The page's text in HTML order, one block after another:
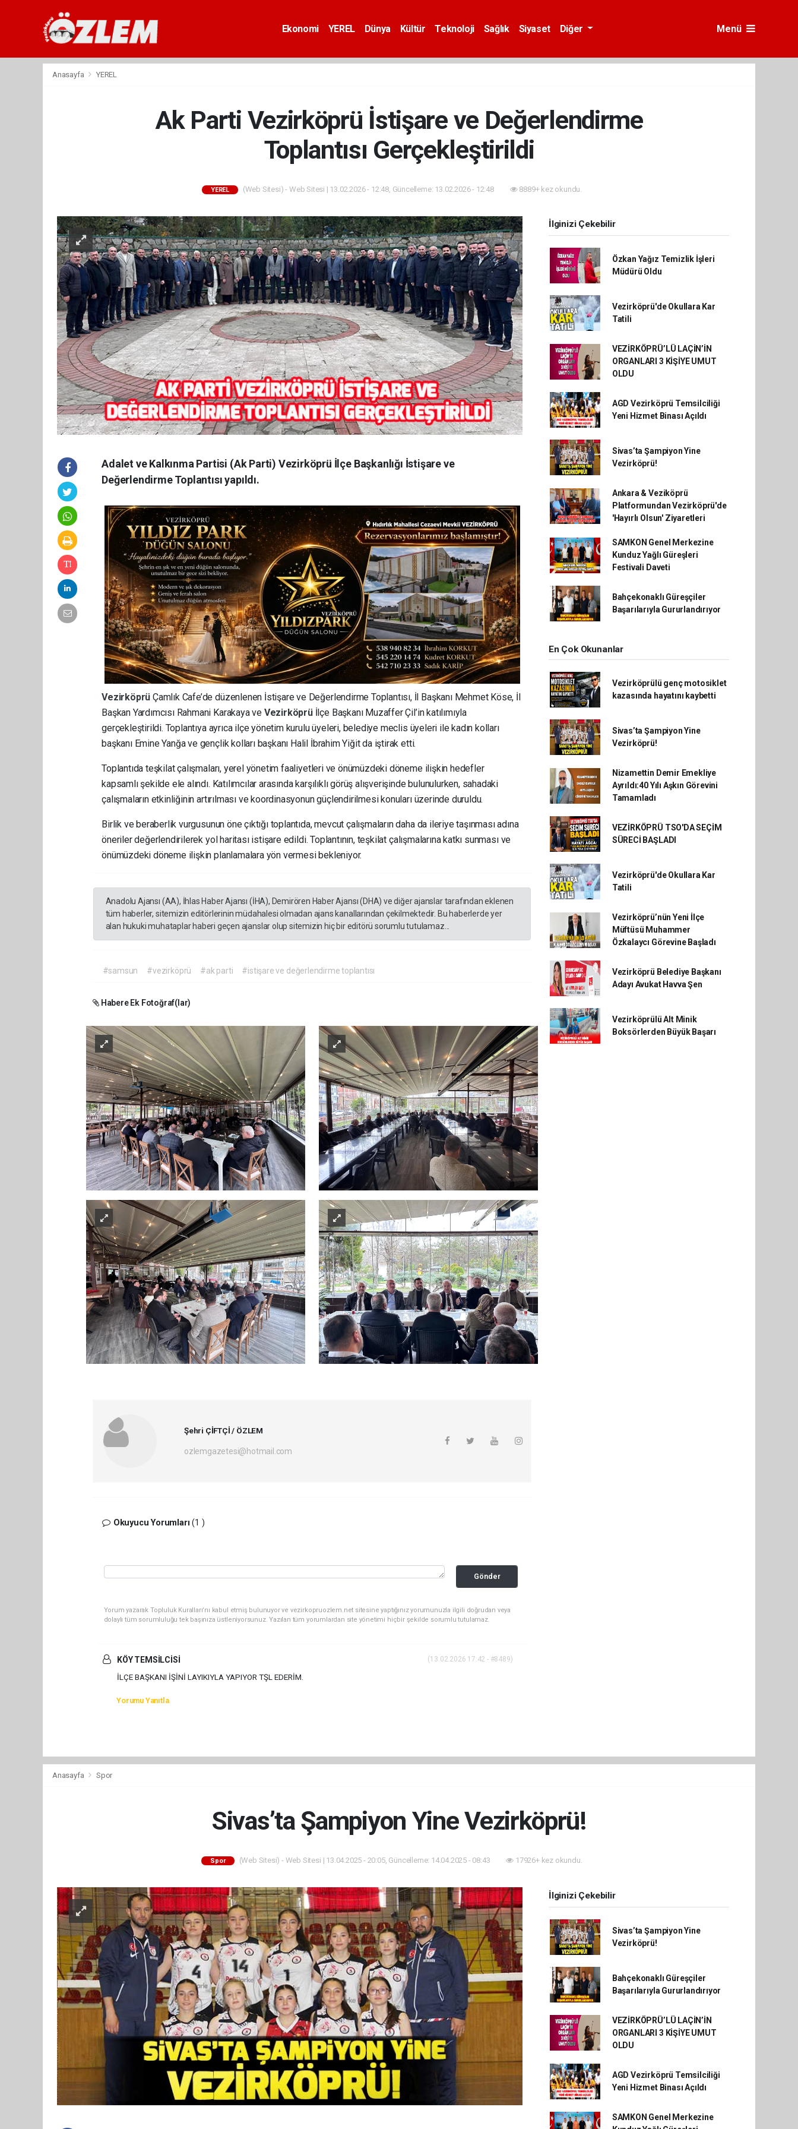
Ekonomi YEREL Dünya Kültür Teknoloji Sağlık Siyaset Diğer Menü
Anasayfa YEREL
Ak Parti Vezirköprü İstişare ve Değerlendirme
Toplantısı Gerçekleştirildi
YEREL (Web Sitesi) - Web Sitesi | 13.02.2026 - 12:48, Güncelleme: 13.02.2026 - 12:48 8889+ kez okundu.
Adalet ve Kalkınma Partisi (Ak Parti) Vezirköprü İlçe Başkanlığı İstişare ve
Değerlendirme Toplantısı yapıldı.
Vezirköprü Çamlık Cafe’de düzenlenen İstişare ve Değerlendirme Toplantısı, İl Başkanı Mehmet Köse, İl
Başkan Yardımcısı Rahmani Karakaya ve Vezirköprü İlçe Başkanı Muzaffer Çil’in katılımıyla
gerçekleştirildi. Toplantıya ayrıca ilçe yönetim kurulu üyeleri, belediye meclis üyeleri ile kadın kolları
başkanı Emine Yanğa ve gençlik kolları başkanı Halil İbrahim Yiğit da iştirak etti.
Toplantıda teşkilat çalışmaları, yerel yönetim faaliyetleri ve önümüzdeki döneme ilişkin hedefler
kapsamlı şekilde ele alındı. Katılımcılar arasında karşılıklı görüş alışverişinde bulunulurken, sahadaki
çalışmaların etkinliğinin artırılması ve koordinasyonun güçlendirilmesi konuları üzerinde duruldu.
Birlik ve beraberlik vurgusunun öne çıktığı toplantıda, mevcut çalışmaların daha da ileriye taşınması adına
öneriler değerlendirilerek yol haritası istişare edildi. Toplantının, teşkilat çalışmalarına katkı sunması ve
önümüzdeki döneme ilişkin planlamalara yön vermesi bekleniyor.
Anadolu Ajansı (AA), İhlas Haber Ajansı (İHA), Demirören Haber Ajansı (DHA) ve diğer ajanslar tarafından eklenen
tüm haberler, sitemizin editörlerinin müdahalesi olmadan ajans kanallarından çekilmektedir. Bu haberlerde yer
alan hukuki muhataplar haberi geçen ajanslar olup sitemizin hiç bir editörü sorumlu tutulamaz...
#samsun #vezirköprü #ak parti #istişare ve değerlendirme toplantısı
Habere Ek Fotoğraf(lar)
Şehri ÇİFTÇİ / ÖZLEM
ozlemgazetesi@hotmail.com
Okuyucu Yorumları(1 )
Gönder
Yorum yazarak Topluluk Kuralları’nı kabul etmiş bulunuyor ve vezirkopruozlem.net sitesine yaptığınız yorumunuzla ilgili doğrudan veya
dolaylı tüm sorumluluğu tek başınıza üstleniyorsunuz. Yazılan tüm yorumlardan site yönetimi hiçbir şekilde sorumlu tutulamaz.
KÖY TEMSİLCİSİ (13.02.2026 17:42 - #8489)
İLÇE BAŞKANI İŞİNİ LAYIKIYLA YAPIYOR TŞL EDERİM.
Yorumu Yanıtla
İlginizi Çekebilir
Özkan Yağız Temizlik İşleri
Müdürü Oldu
Vezirköprü'de Okullara Kar
Tatili
VEZİRKÖPRÜ’LÜ LAÇİN’İN
ORGANLARI 3 KİŞİYE UMUT
OLDU
AGD Vezirköprü Temsilciliği
Yeni Hizmet Binası Açıldı
Sivas’ta Şampiyon Yine
Vezirköprü!
Ankara & Veziköprü
Platformundan Vezirköprü'de
'Hayırlı Olsun' Ziyaretleri
SAMKON Genel Merkezine
Kunduz Yağlı Güreşleri
Festivali Daveti
Bahçekonaklı Güreşçiler
Başarılarıyla Gururlandırıyor
En Çok Okunanlar
Vezirköprülü genç motosiklet
kazasında hayatını kaybetti
Sivas’ta Şampiyon Yine
Vezirköprü!
Nizamettin Demir Emekliye
Ayrıldı:40 Yılı Aşkın Görevini
Tamamladı
VEZİRKÖPRÜ TSO'DA SEÇİM
SÜRECİ BAŞLADI
Vezirköprü'de Okullara Kar
Tatili
Vezirköprü’nün Yeni İlçe
Müftüsü Muhammer
Özkalaycı Görevine Başladı
Vezirköprü Belediye Başkanı
Adayı Avukat Havva Şen
Vezirköprülü Alt Minik
Boksörlerden Büyük Başarı
Anasayfa Spor
Sivas’ta Şampiyon Yine Vezirköprü!
Spor (Web Sitesi) - Web Sitesi | 13.04.2025 - 20:05, Güncelleme: 14.04.2025 - 08:43 17926+ kez okundu.
İlginizi Çekebilir
Sivas’ta Şampiyon Yine
Vezirköprü!
Bahçekonaklı Güreşçiler
Başarılarıyla Gururlandırıyor
VEZİRKÖPRÜ’LÜ LAÇİN’İN
ORGANLARI 3 KİŞİYE UMUT
OLDU
AGD Vezirköprü Temsilciliği
Yeni Hizmet Binası Açıldı
SAMKON Genel Merkezine